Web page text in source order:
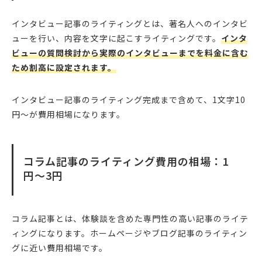
インタビュー記事のライティングとは、著名人へのインタビ
ューを行い、内容を文字に起こすライティングです。 インタ
ビューの質問検討から実際のインタビューまでを料金に含む
ため割高に設定されます。
インタビュー記事のライティング完成まで含めて、1文字10
円〜が費用相場になります。
コラム記事のライティング費用の相場：1
円〜3円
コラム記事とは、体験談を含めた専門性の高い記事のライテ
ィングになります。ホームページやブログ記事のライティン
グに近い費用相場です。